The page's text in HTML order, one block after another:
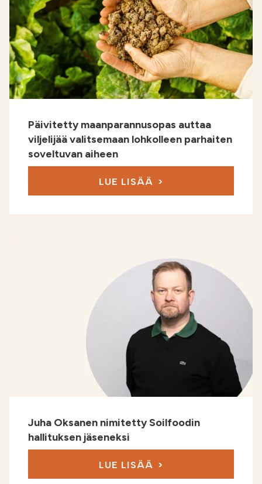
Päivitetty maanparannusopas auttaa
viljelijää valitsemaan lohkolleen parhaiten
soveltuvan aiheen
LUE LISÄÄ
Juha Oksanen nimitetty Soilfoodin
hallituksen jäseneksi
LUE LISÄÄ